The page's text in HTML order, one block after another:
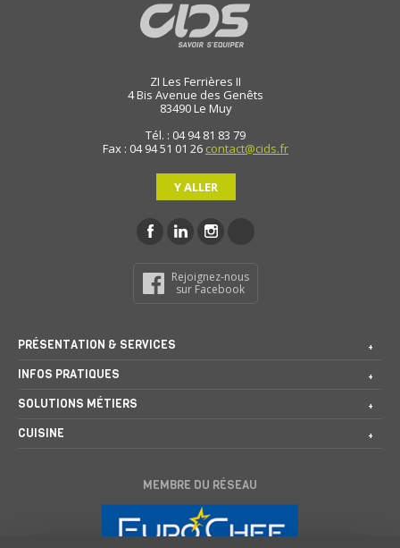
ZI Les Ferrières II
4 Bis Avenue des Genêts
83490Le Muy
Tél. : 04 94 81 83 79
Fax : 04 94 51 01 26 contact@cids.fr
Y ALLER
Rejoignez-nous
sur Facebook
PRÉSENTATION & SERVICES
INFOS PRATIQUES
SOLUTIONS MÉTIERS
CUISINE
MEMBRE DU RÉSEAU